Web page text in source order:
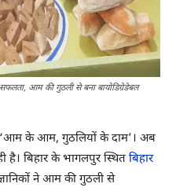
सफलता, आम की गुठली से बना बायोडिग्रेडेबल
के आम, गुठलियों के दाम’। अब
बिहार के भागलपुर स्थित बिहार
ने आम की गुठली से